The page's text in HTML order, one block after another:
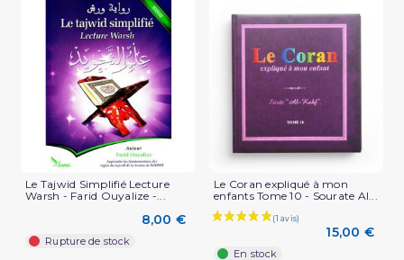
Le Tajwid Simplifié Lecture
Warsh - Farid Ouyalize -...
8,00 €
Rupture de stock
Le Coran expliqué à mon
enfants Tome 10 - Sourate Al...
15,00 €
En stock